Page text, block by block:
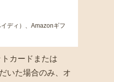
ディ）、Amazonギフ
カードまたは
いた場合のみ、オ